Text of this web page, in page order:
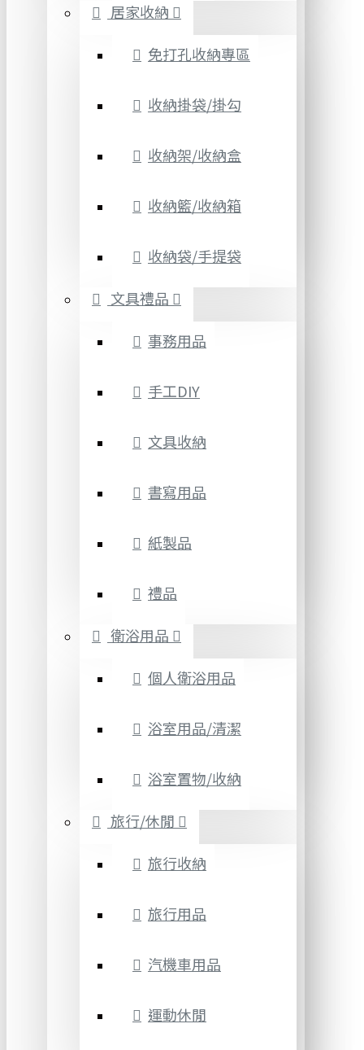
居家收納
免打孔收納專區
收納掛袋/掛勾
收納架/收納盒
收納籃/收納箱
收納袋/手提袋
文具禮品
事務用品
手工DIY
文具收納
書寫用品
紙製品
禮品
衛浴用品
個人衛浴用品
浴室用品/清潔
浴室置物/收納
旅行/休閒
旅行收納
旅行用品
汽機車用品
運動休閒